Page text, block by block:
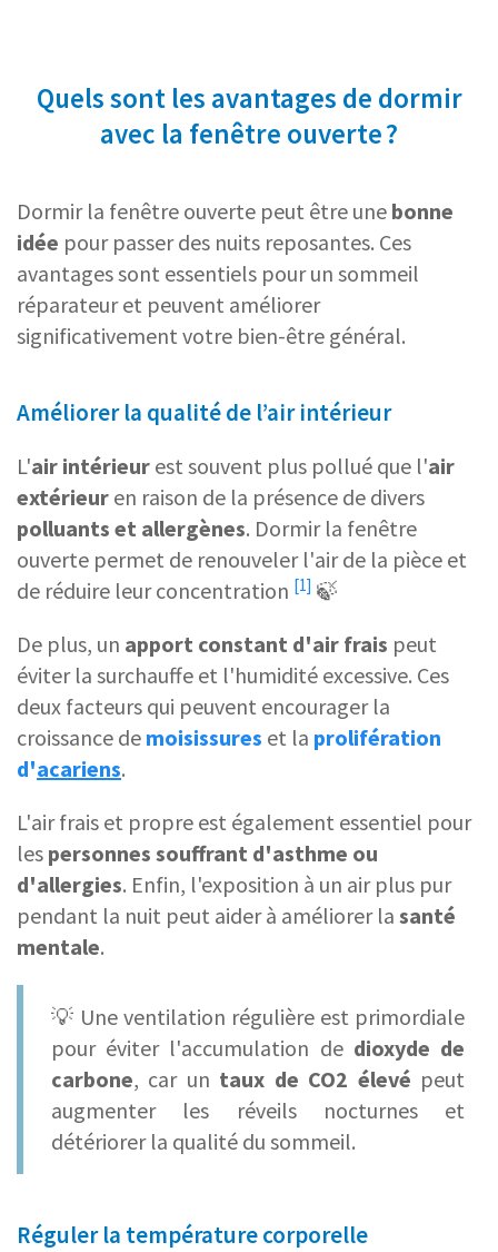
Quels sont les avantages de dormir
avec la fenêtre ouverte ?
Dormir la fenêtre ouverte peut être une bonne
idée pour passer des nuits reposantes. Ces
avantages sont essentiels pour un sommeil
réparateur et peuvent améliorer
significativement votre bien-être général.
Améliorer la qualité de l’air intérieur
L'air intérieur est souvent plus pollué que l'air
extérieur en raison de la présence de divers
polluants et allergènes. Dormir la fenêtre
ouverte permet de renouveler l'air de la pièce et
de réduire leur concentration [1] 🍃
De plus, un apport constant d'air frais peut
éviter la surchauffe et l'humidité excessive. Ces
deux facteurs qui peuvent encourager la
croissance de moisissures et la prolifération
d'acariens.
L'air frais et propre est également essentiel pour
les personnes souffrant d'asthme ou
d'allergies. Enfin, l'exposition à un air plus pur
pendant la nuit peut aider à améliorer la santé
mentale.
💡 Une ventilation régulière est primordiale
pour éviter l'accumulation de dioxyde de
carbone, car un taux de CO2 élevé peut
augmenter les réveils nocturnes et
détériorer la qualité du sommeil.
Réguler la température corporelle